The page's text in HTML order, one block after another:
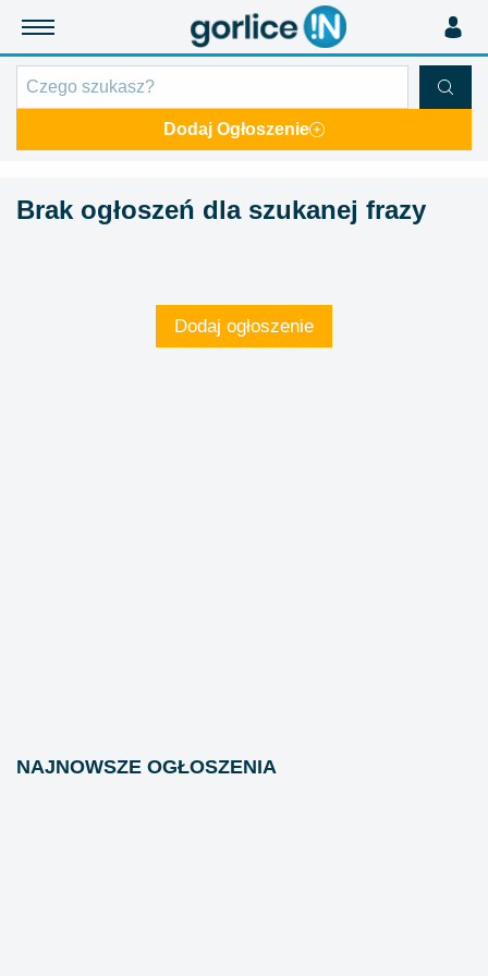
Dodaj Ogłoszenie
Brak ogłoszeń dla szukanej frazy
Dodaj ogłoszenie
NAJNOWSZE OGŁOSZENIA